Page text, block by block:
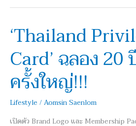
‘Thailand
Card’ ฉลอง 20
ครั้งใหญ่!!!
Lifestyle /Aomsin Saenlom
เปิดตัว Brand Logo และ Membership
‘Thailand
Privilege
Card’
ฉลอง
20
ปี
ปรับ
โฉม